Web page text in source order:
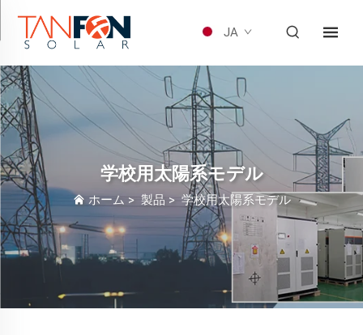
JA
学校用太陽系モデル
ホーム > 製品 > 学校用太陽系モデル